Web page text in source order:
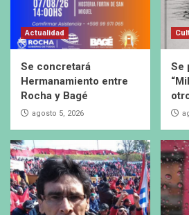
Actualidad
Se concretará
Hermanamiento entre
Rocha y Bagé
agosto 5, 2026
Se